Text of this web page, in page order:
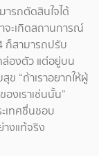
รถตัดสินใจได้
จะเกิดสถานการณ์
ก็สามารถปรับ
องตัว แต่อยู่บน
“ถ้าเราอยากให้ผู้
งเราเช่นนั้น”
เทศชื่นชอบ
างแท้จริง